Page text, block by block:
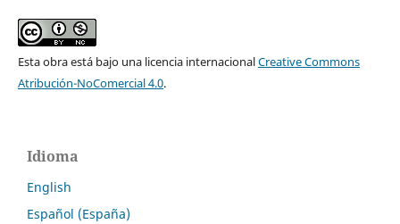
Esta obra está bajo una licencia internacionalCreative Commons
Atribución-NoComercial 4.0.
Idioma
English
Español (España)